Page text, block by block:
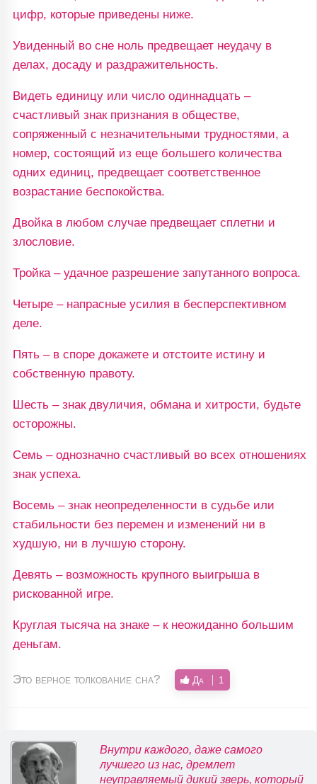
цифр, которые приведены ниже.
Увиденный во сне ноль предвещает неудачу в
делах, досаду и раздражительность.
Видеть единицу или число одиннадцать –
счастливый знак признания в обществе,
сопряженный с незначительными трудностями, а
номер, состоящий из еще большего количества
одних единиц, предвещает соответственное
возрастание беспокойства.
Двойка в любом случае предвещает сплетни и
злословие.
Тройка – удачное разрешение запутанного вопроса.
Четыре – напрасные усилия в бесперспективном
деле.
Пять – в споре докажете и отстоите истину и
собственную правоту.
Шесть – знак двуличия, обмана и хитрости, будьте
осторожны.
Семь – однозначно счастливый во всех отношениях
знак успеха.
Восемь – знак неопределенности в судьбе или
стабильности без перемен и изменений ни в
худшую, ни в лучшую сторону.
Девять – возможность крупного выигрыша в
рискованной игре.
Круглая тысяча на знаке – к неожиданно большим
деньгам.
Это верное толкование сна? Да 1
Внутри каждого, даже самого
лучшего из нас, дремлет
неуправляемый дикий зверь, который